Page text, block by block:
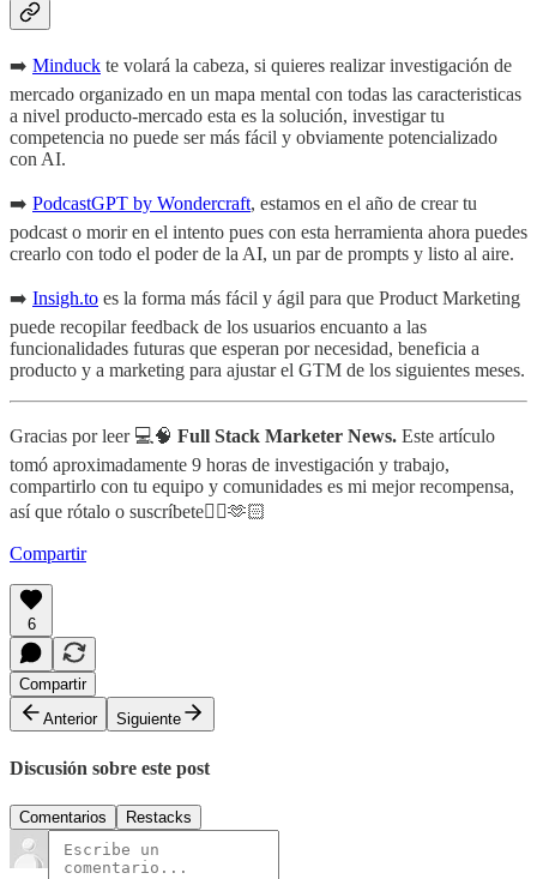
➡️ Minduck te volará la cabeza, si quieres realizar investigación de
mercado organizado en un mapa mental con todas las caracteristicas
a nivel producto-mercado esta es la solución, investigar tu
competencia no puede ser más fácil y obviamente potencializado
con AI.
➡️ PodcastGPT by Wondercraft, estamos en el año de crear tu
podcast o morir en el intento pues con esta herramienta ahora puedes
crearlo con todo el poder de la AI, un par de prompts y listo al aire.
➡️ Insigh.to es la forma más fácil y ágil para que Product Marketing
puede recopilar feedback de los usuarios encuanto a las
funcionalidades futuras que esperan por necesidad, beneficia a
producto y a marketing para ajustar el GTM de los siguientes meses.
Gracias por leer 💻🧠 Full Stack Marketer News. Este artículo
tomó aproximadamente 9 horas de investigación y trabajo,
compartirlo con tu equipo y comunidades es mi mejor recompensa,
así que rótalo o suscríbete👇🏻🫶🏻
Compartir
6
Compartir
Anterior
Siguiente
Discusión sobre este post
Comentarios Restacks